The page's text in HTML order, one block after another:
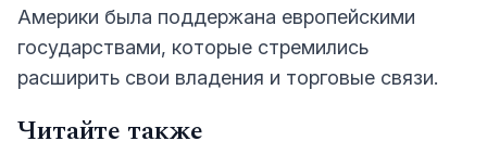
Америки была поддержана европейскими
государствами, которые стремились
расширить свои владения и торговые связи.
Читайте также